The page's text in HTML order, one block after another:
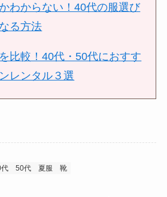
わからない！40代の服選び
る方法
比較！40代・50代におすす
レンタル３選
50代 夏服 靴